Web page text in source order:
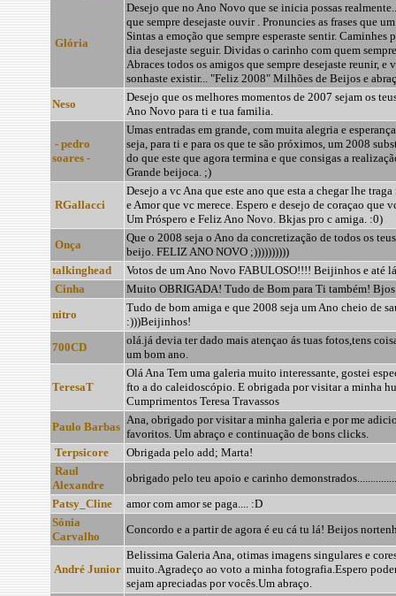
Glória
Desejo que no Ano Novo que se inicia possas
que sempre desejaste ouvir . Pronuncies as frases que
Sintas a emoção que sempre esperaste sentir. Caminhes
dia desejaste seguir. Dividas o carinho com quem
Abraces todos os amigos que sempre desejaste reunir, e
sonhaste existir... "Feliz 2008" Milhões de Beijos e
Neso
Desejo que os melhores momentos de 2007 sejam os
Ano Novo para ti e tua familia.
- pedro
soares -
Umas entradas em grande, com muita alegria e
seja, para ti e para os que te são próximos, um 2008
do que este que agora termina e que consigas a
Grande beijoca. ;)
RGallacci
Desejo a vc Ana que este ano que esta a chegar lhe
e Amor que vc merece. Espero e desejo de coraçao que
Um Próspero e Feliz Ano Novo. Bkjas pro c amiga. :0)
Onça
Que o 2008 seja o Ano da concretização de todos os
beijo. FELIZ ANO NOVO ;))))))))))
talkinghead
Votos de um Ano Novo FABULOSO!!!! Beijinhos e até
Cinha
Muito OBRIGADA! Tudo de Bom para Ti também! Bjos
nitro
Tudo de bom amiga e que 2008 seja um Ano cheio de
:)))Beijinhos!
700CD
olá.já devia ter dado mais atençao ás tuas fotos,tens
um bom ano.
TeresaT
Olá Ana Tem uma galeria muito interessante, gostei
fto a do caleidoscópio. E obrigada por visitar a minha
Cumprimentos Teresa Travassos
Paulo Barbas
Ana, obrigado por visitar a minha galeria e por me
favoritos. Um abraço e continuação de bons clicks.
Terpsicore
Obrigada pelo add; Marta!
Raul
Alexandre
obrigado pelo teu apoio e carinho
Patsy_Cline
amor com amor se paga.... :D
Sónia
Carvalho
Concordo e a partir de agora é eu cá tu lá! Beijos
André Junior
Belissima Galeria Ana, otimas imagens singulares e
muito.Agradeço ao voto a minha fotografia.Espero
sejam apreciadas por vocês.Um abraço.